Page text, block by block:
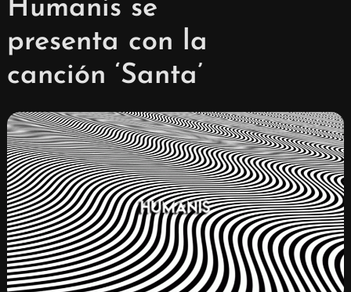
Humanis se
presenta con la
canción ‘Santa’